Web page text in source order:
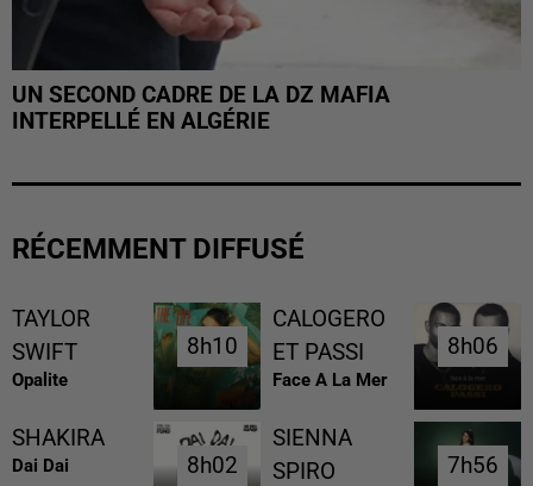
UN SECOND CADRE DE LA DZ MAFIA
INTERPELLÉ EN ALGÉRIE
RÉCEMMENT DIFFUSÉ
TAYLOR
SWIFT
Opalite
8h10
8h10
CALOGERO
ET PASSI
Face A La Mer
8h06
8h06
SHAKIRA
Dai Dai 8h02
8h02
SIENNA
SPIRO
7h56
7h56